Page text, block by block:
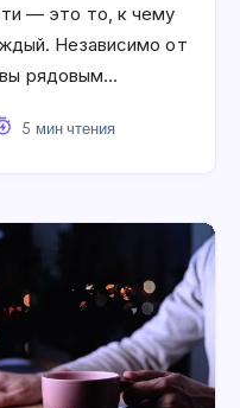
— это то, к чему
Независимо от
вы рядовым…
5 мин чтения